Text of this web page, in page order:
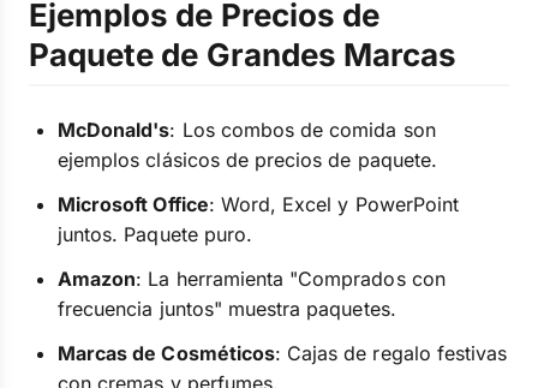
Ejemplos de Precios de
Paquete de Grandes Marcas
McDonald's: Los combos de comida son
ejemplos clásicos de precios de paquete.
Microsoft Office: Word, Excel y PowerPoint
juntos. Paquete puro.
Amazon: La herramienta "Comprados con
frecuencia juntos" muestra paquetes.
Marcas de Cosméticos: Cajas de regalo festivas
con cremas y perfumes.